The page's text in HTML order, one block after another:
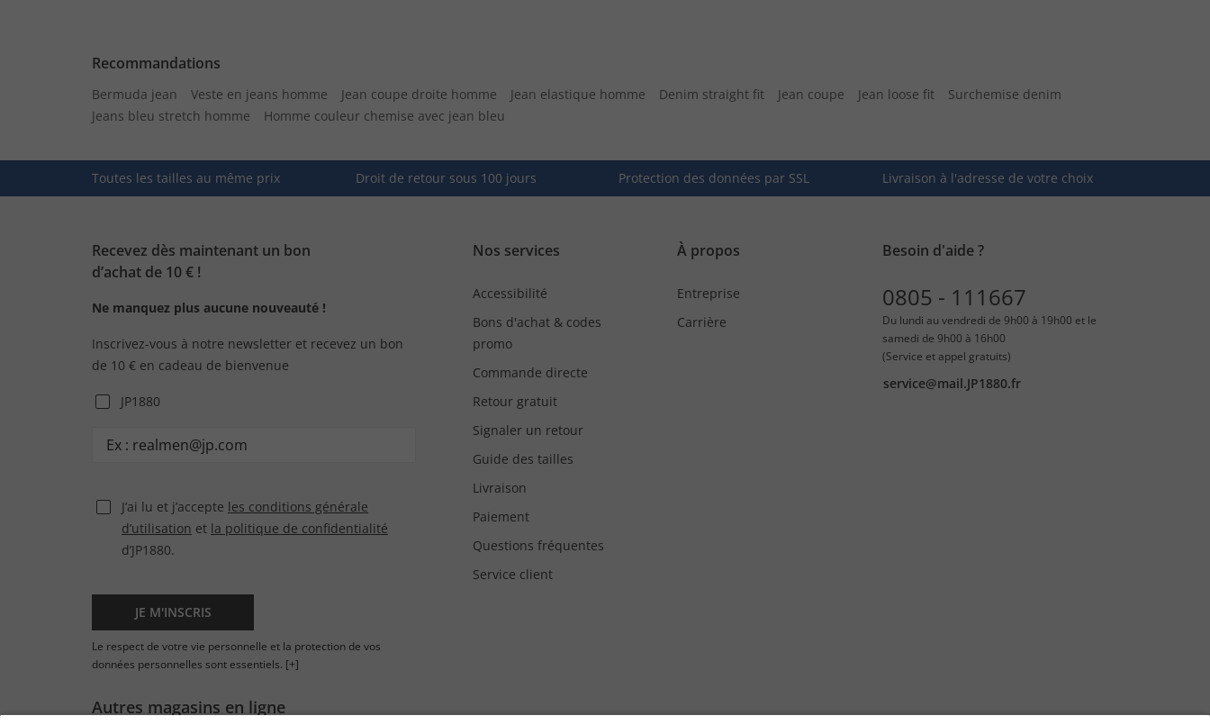
Recommandations
Bermuda jean Veste en jeans homme Jean coupe droite homme Jean elastique homme Denim straight fit Jean coupe Jean loose fit
Surchemise denim
Jeans bleu stretch homme
Homme couleur chemise avec jean bleu
Toutes les tailles au même prix Droit de retour sous 100 jours Protection des données par SSL Livraison à l'adresse de votre choix
Recevez dès maintenant un bon
d’achat de 10 € !
Ne manquez plus aucune nouveauté !
Inscrivez-vous à notre newsletter et recevez un bon
de 10 € en cadeau de bienvenue
JP1880
J’ai lu et j’accepte les conditions générale
d’utilisation et la politique de confidentialité
d’JP1880.
JE M'INSCRIS
Le respect de votre vie personnelle et la protection de vos
données personnelles sont essentiels. [+]
Nos services
Accessibilité
Bons d'achat & codes
promo
Commande directe
Retour gratuit
Signaler un retour
Guide des tailles
Livraison
Paiement
Questions fréquentes
Service client
À propos
Entreprise
Carrière
Besoin d'aide ?
0805 - 111667
Du lundi au vendredi de 9h00 à 19h00 et le
samedi de 9h00 à 16h00
(Service et appel gratuits)
service@mail.JP1880.fr
Autres magasins en ligne